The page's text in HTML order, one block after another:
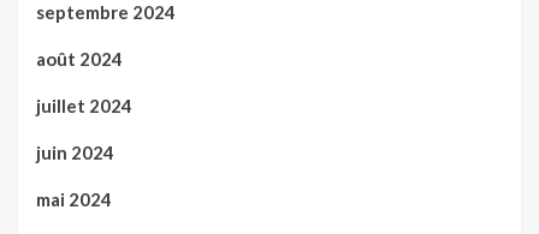
septembre 2024
août 2024
juillet 2024
juin 2024
mai 2024